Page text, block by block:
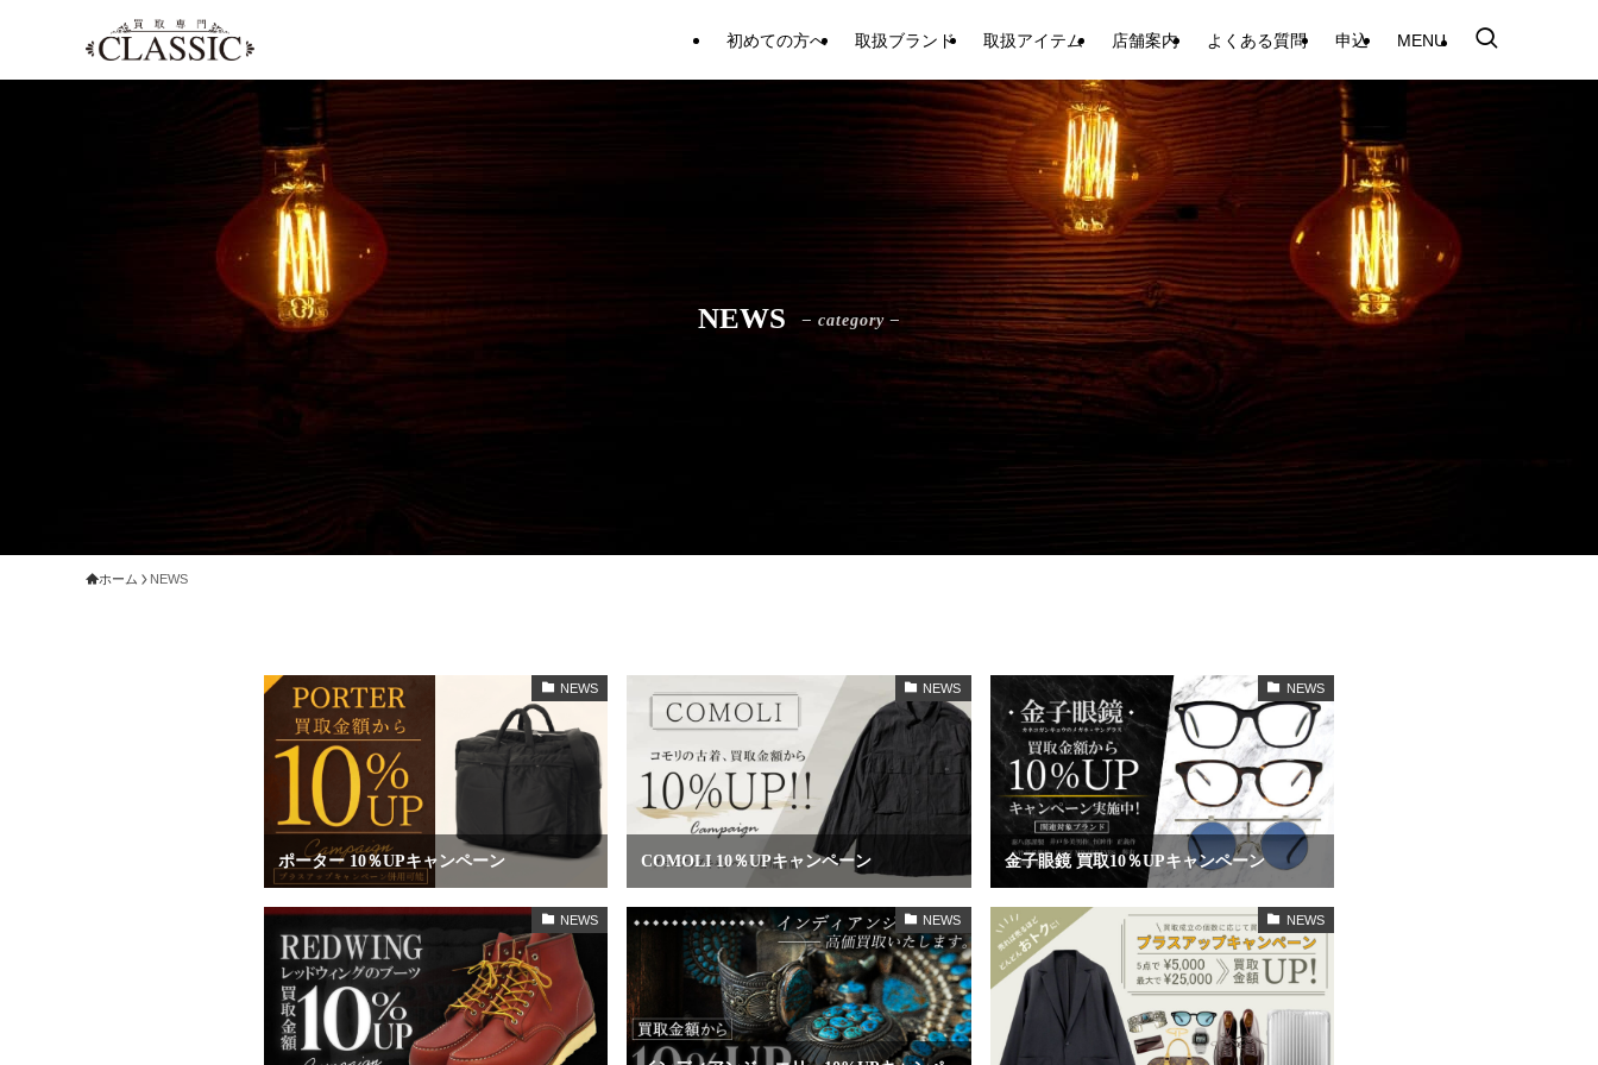
初めての方へ 取扱ブランド 取扱アイテム 店舗案内 よくある質問 申込 MENU
NEWS – category –
ホーム NEWS
NEWS
ポーター 10％UPキャンペーン
NEWS
COMOLI 10％UPキャンペーン
NEWS
金子眼鏡 買取10％UPキャンペーン
NEWS NEWS NEWS